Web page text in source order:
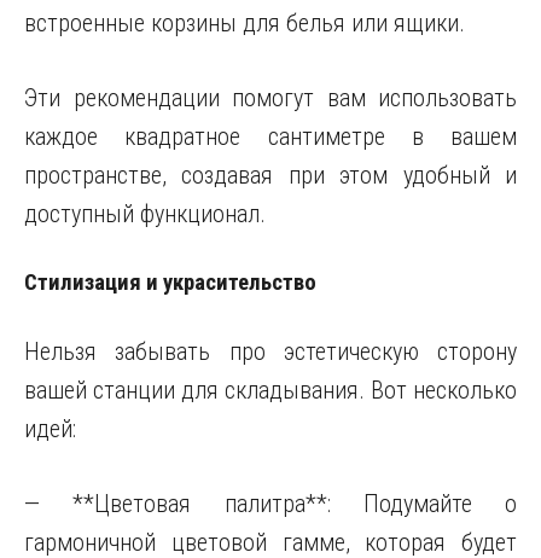
встроенные корзины для белья или ящики.
Эти рекомендации помогут вам использовать
каждое квадратное сантиметре в вашем
пространстве, создавая при этом удобный и
доступный функционал.
Стилизация и украсительство
Нельзя забывать про эстетическую сторону
вашей станции для складывания. Вот несколько
идей:
— **Цветовая палитра**: Подумайте о
гармоничной цветовой гамме, которая будет